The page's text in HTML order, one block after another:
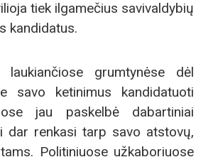
tiek ilgamečius savivaldybių
kandidatus.
grumtynėse dėl
savo ketinimus kandidatuoti
jau paskelbė dabartiniai
dar renkasi tarp savo atstovų,
Politiniuose užkaboriuose